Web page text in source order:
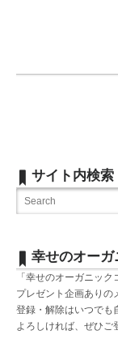
サイト内検索
幸せのオー
「幸せのオーガニッ
プレゼント企画ありの
登録・解除はいつでも
よろしければ、ぜひご